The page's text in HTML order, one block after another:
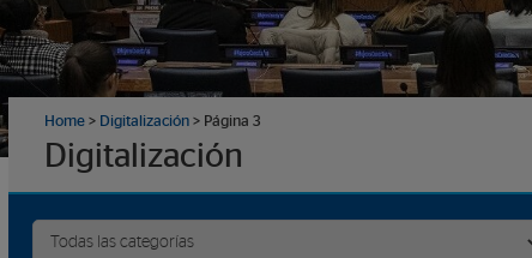
Home > Digitalización > Página 3
Digitalización